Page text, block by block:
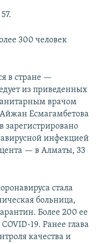
300 человек
в стране —
из приведенных
врачом
Есмагамбетова
зарегистрировано
инфекцией
— в Алматы, 33
стала
больница,
Более 200 ее
19. Ранее глава
качества и